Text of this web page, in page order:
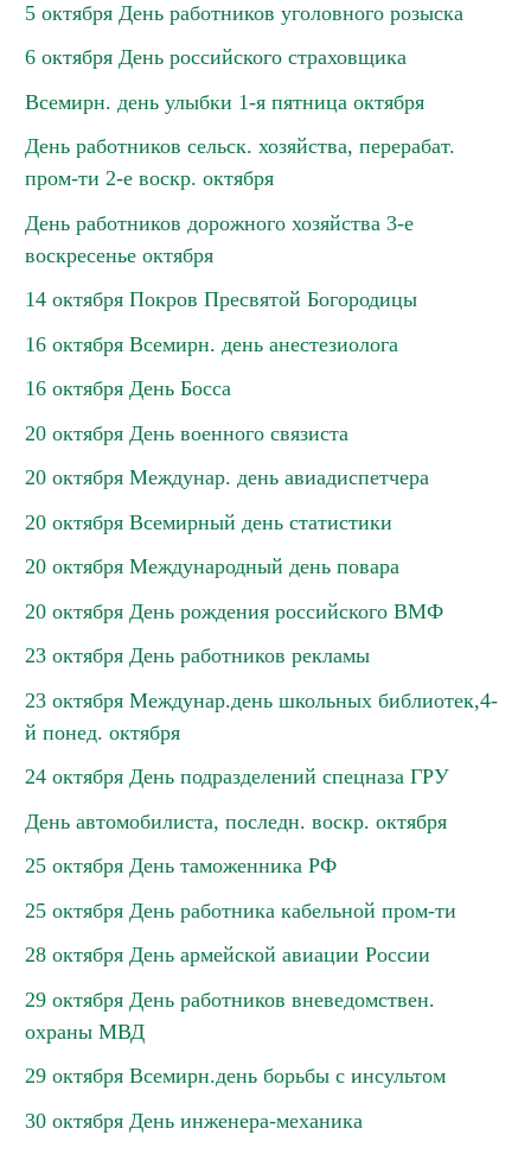
5 октября День работников уголовного розыска
6 октября День российского страховщика
Всемирн. день улыбки 1-я пятница октября
День работников сельск. хозяйства, перерабат.
пром-ти 2-е воскр. октября
День работников дорожного хозяйства 3-е
воскресенье октября
14 октября Покров Пресвятой Богородицы
16 октября Всемирн. день анестезиолога
16 октября День Босса
20 октября День военного связиста
20 октября Междунар. день авиадиспетчера
20 октября Всемирный день статистики
20 октября Международный день повара
20 октября День рождения российского ВМФ
23 октября День работников рекламы
23 октября Междунар.день школьных библиотек,4-
й понед. октября
24 октября День подразделений спецназа ГРУ
День автомобилиста, последн. воскр. октября
25 октября День таможенника РФ
25 октября День работника кабельной пром-ти
28 октября День армейской авиации России
29 октября День работников вневедомствен.
охраны МВД
29 октября Всемирн.день борьбы с инсультом
30 октября День инженера-механика